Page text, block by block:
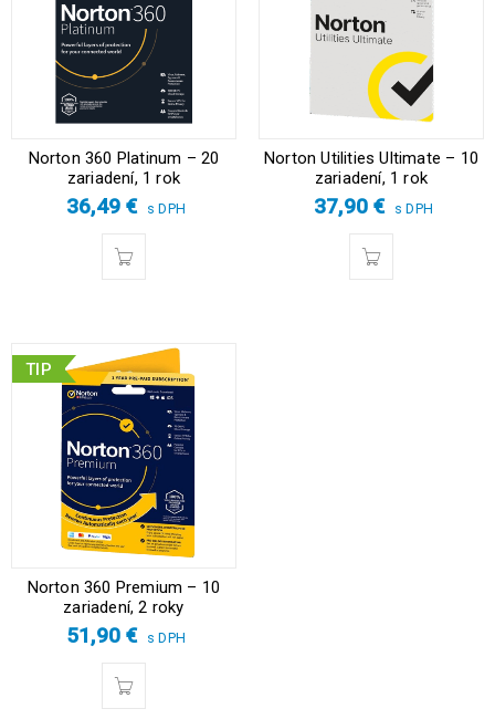
Norton 360 Platinum – 20
zariadení, 1 rok
36,49€ s DPH
Norton Utilities Ultimate – 10
zariadení, 1 rok
37,90€ s DPH
TIP
Norton 360 Premium – 10
zariadení, 2 roky
51,90€ s DPH